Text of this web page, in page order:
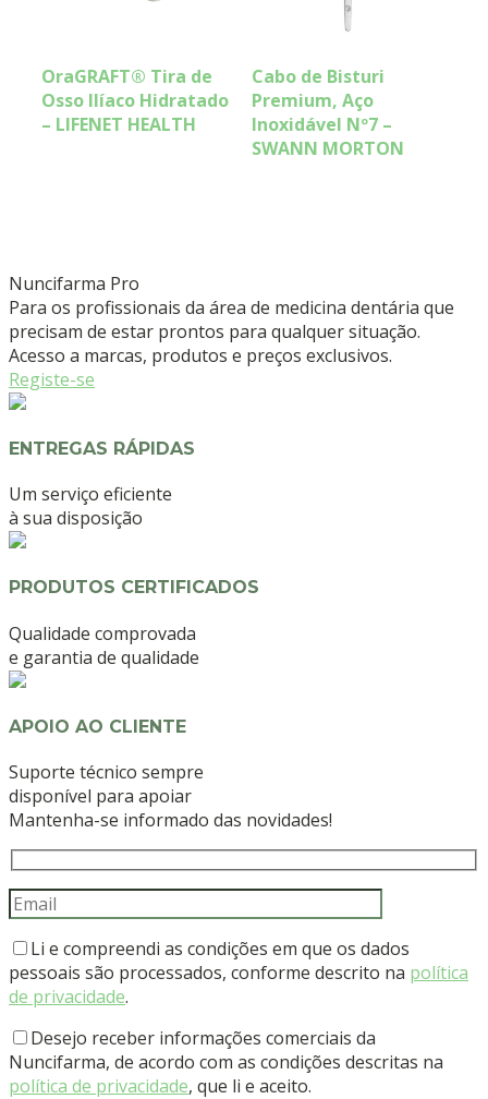
OraGRAFT® Tira de
Osso Ilíaco Hidratado
– LIFENET HEALTH
Cabo de Bisturi
Premium, Aço
Inoxidável Nº7 –
SWANN MORTON
Nuncifarma Pro
Para os profissionais da área de medicina dentária que
precisam de estar prontos para qualquer situação.
Acesso a marcas, produtos e preços exclusivos.
Registe-se
ENTREGAS RÁPIDAS
Um serviço eficiente
à sua disposição
PRODUTOS CERTIFICADOS
Qualidade comprovada
e garantia de qualidade
APOIO AO CLIENTE
Suporte técnico sempre
disponível para apoiar
Mantenha-se informado das novidades!
Li e compreendi as condições em que os dados
pessoais são processados, conforme descrito na política
de privacidade.
Desejo receber informações comerciais da
Nuncifarma, de acordo com as condições descritas na
política de privacidade, que li e aceito.